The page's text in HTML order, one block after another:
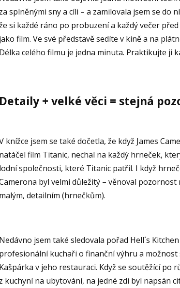
za splněnými sny a cíli – a zamilovala jsem se do
si každé ráno po probuzení a každý večer
jako film. Ve své představě sedíte v kině a na
Délka celého filmu je jedna minuta. Praktikujte ji
Detaily + velké věci = stejná
knížce jsem se také dočetla, že když James
natáčel film Titanic, nechal na každý hrneček,
lodní společnosti, které Titanic patřil. I když
byl velmi důležitý – věnoval pozornost
malým, detailním (hrnečkům).
Nedávno jsem také sledovala pořad Hell´s
profesionální kuchaři o finanční výhru a
Kašpárka v jeho restauraci. Když se soutěžící po
z kuchyní na ubytování, na jedné zdi byl napsán